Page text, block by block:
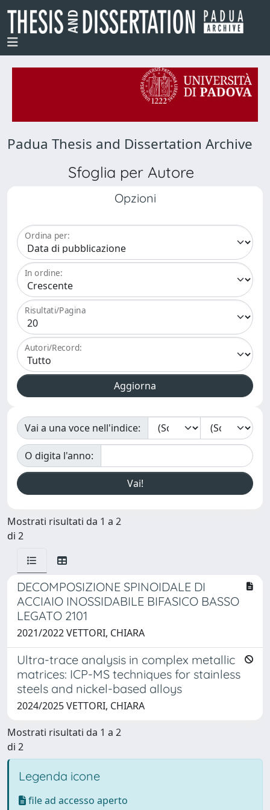
Padua Thesis and Dissertation Archive
Sfoglia per Autore
Opzioni
Ordina per:
In ordine:
Risultati/Pagina
Autori/Record:
Vai a una voce nell'indice:
O digita l'anno:
Mostrati risultati da 1 a 2
di 2
DECOMPOSIZIONE SPINOIDALE DI
ACCIAIO INOSSIDABILE BIFASICO BASSO
LEGATO 2101
2021/2022 VETTORI, CHIARA
Ultra-trace analysis in complex metallic
matrices: ICP-MS techniques for stainless
steels and nickel-based alloys
2024/2025 VETTORI, CHIARA
Mostrati risultati da 1 a 2
di 2
Legenda icone
file ad accesso aperto